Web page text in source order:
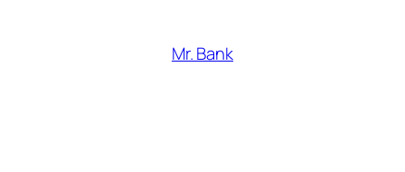
Mr. Bank